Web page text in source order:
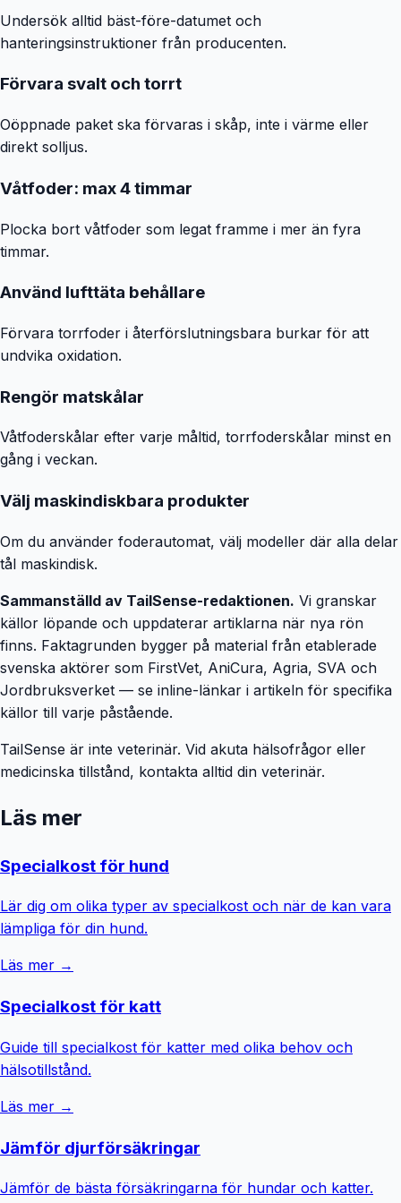
foderautomat med mikrochip, en foderskål, två
portionsskyddsklämmor, ett elektroniskt id. med
bruksanvisning Observera: Om ditt husdjur redan har ett
när det sätts i drift. För ochippade katter och hundar kan
det medföljande id-skivhänget enkelt fästas på halsbandet
för att använda Closer Pets MiBowl Microchip Cat Feeder.
Batterierna ingår inte! Endast lämplig för inomhusbruk!
Undersök alltid bäst-före-datumet och
hanteringsinstruktioner från producenten.
Förvara svalt och torrt
Oöppnade paket ska förvaras i skåp, inte i värme eller
direkt solljus.
Våtfoder: max 4 timmar
Plocka bort våtfoder som legat framme i mer än fyra
timmar.
Använd lufttäta behållare
Förvara torrfoder i återförslutningsbara burkar för att
undvika oxidation.
Rengör matskålar
Våtfoderskålar efter varje måltid, torrfoderskålar minst en
gång i veckan.
Välj maskindiskbara produkter
Om du använder foderautomat, välj modeller där alla delar
tål maskindisk.
Sammanställd av TailSense-redaktionen. Vi granskar
källor löpande och uppdaterar artiklarna när nya rön
finns. Faktagrunden bygger på material från etablerade
svenska aktörer som FirstVet, AniCura, Agria, SVA och
Jordbruksverket — se inline-länkar i artikeln för specifika
källor till varje påstående.
TailSense är inte veterinär. Vid akuta hälsofrågor eller
medicinska tillstånd, kontakta alltid din veterinär.
Läs mer
Specialkost för hund
Lär dig om olika typer av specialkost och när de kan vara
lämpliga för din hund.
Läs mer →
Specialkost för katt
Guide till specialkost för katter med olika behov och
hälsotillstånd.
Läs mer →
Jämför djurförsäkringar
Jämför de bästa försäkringarna för hundar och katter.